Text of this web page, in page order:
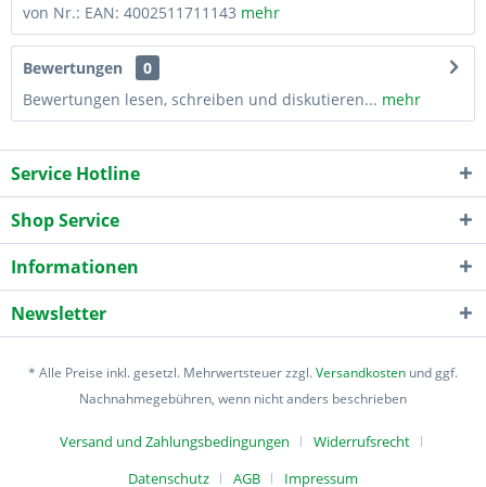
von Nr.: EAN: 4002511711143 mehr
Bewertungen
0
Bewertungen lesen, schreiben und diskutieren... mehr
Service Hotline
Shop Service
Informationen
Newsletter
* Alle Preise inkl. gesetzl. Mehrwertsteuer zzgl.Versandkosten und ggf.
Nachnahmegebühren, wenn nicht anders beschrieben
Versand und Zahlungsbedingungen
Widerrufsrecht
Datenschutz
AGB Impressum